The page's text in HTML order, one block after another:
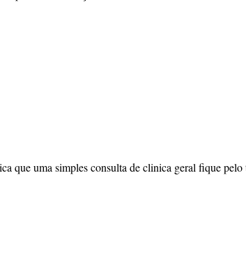
que uma simples consulta de clinica geral fique